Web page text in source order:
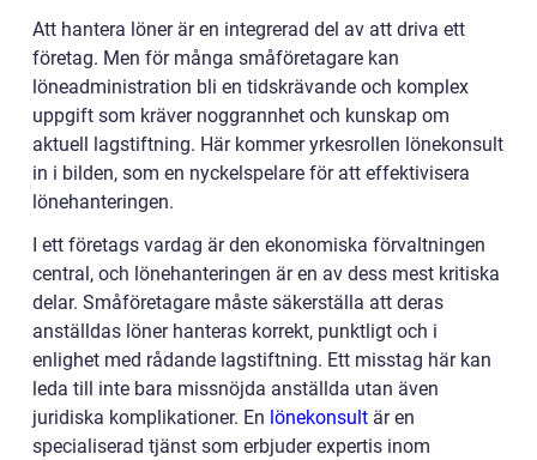
Att hantera löner är en integrerad del av att driva ett
företag. Men för många småföretagare kan
löneadministration bli en tidskrävande och komplex
uppgift som kräver noggrannhet och kunskap om
aktuell lagstiftning. Här kommer yrkesrollen lönekonsult
in i bilden, som en nyckelspelare för att effektivisera
lönehanteringen.
I ett företags vardag är den ekonomiska förvaltningen
central, och lönehanteringen är en av dess mest kritiska
delar. Småföretagare måste säkerställa att deras
anställdas löner hanteras korrekt, punktligt och i
enlighet med rådande lagstiftning. Ett misstag här kan
leda till inte bara missnöjda anställda utan även
juridiska komplikationer. En lönekonsult är en
specialiserad tjänst som erbjuder expertis inom